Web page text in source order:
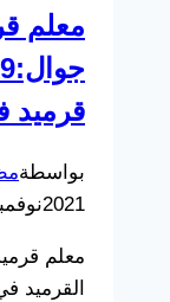
معلم
قرميد
بواسطة
2021نوفمبر 8,
معلم
القرميد